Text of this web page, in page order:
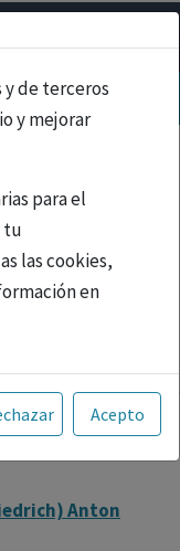
de terceros
y mejorar
para el
tu
las cookies,
en
Web está
y, por
legalmente
medicamentos
informativo,
Acepto
Anton